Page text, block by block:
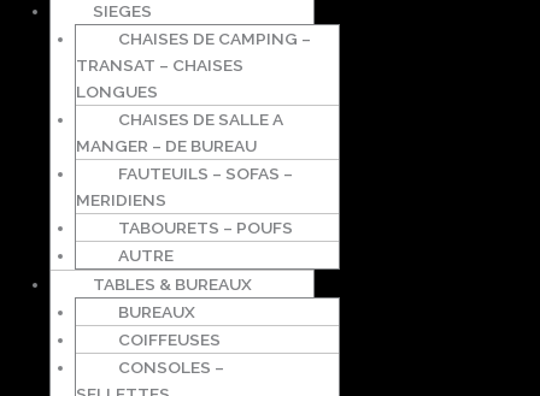
SIEGES
CHAISES DE CAMPING –
TRANSAT – CHAISES
LONGUES
CHAISES DE SALLE A
MANGER – DE BUREAU
FAUTEUILS – SOFAS –
MERIDIENS
TABOURETS – POUFS
AUTRE
TABLES & BUREAUX
BUREAUX
COIFFEUSES
CONSOLES –